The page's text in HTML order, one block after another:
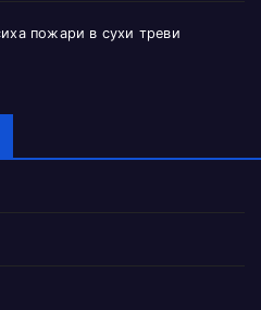
пожари в сухи треви